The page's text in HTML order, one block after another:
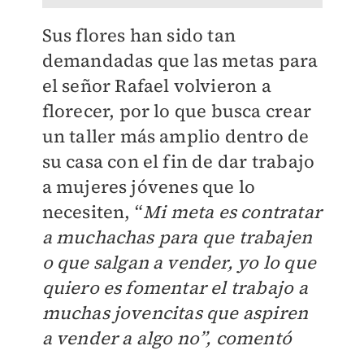
Sus flores han sido tan
demandadas que las metas para
el señor Rafael volvieron a
florecer, por lo que busca crear
un taller más amplio dentro de
su casa con el fin de dar trabajo
a mujeres jóvenes que lo
necesiten, “Mi meta es contratar
a muchachas para que trabajen
o que salgan a vender, yo lo que
quiero es fomentar el trabajo a
muchas jovencitas que aspiren
a vender a algo no”, comentó